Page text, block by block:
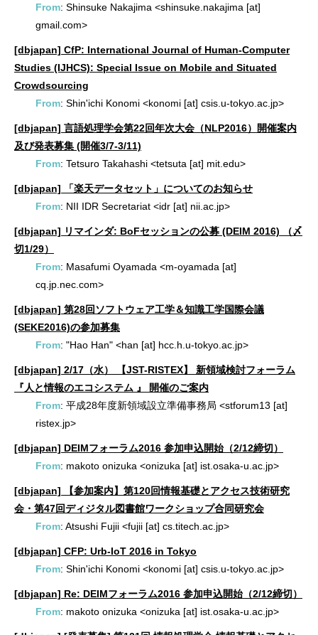
From: Shinsuke Nakajima <shinsuke.nakajima [at]
gmail.com>
[dbjapan] CfP: International Journal of Human-Computer
Studies (IJHCS): Special Issue on Mobile and Situated
Crowdsourcing
From: Shin'ichi Konomi <konomi [at] csis.u-tokyo.ac.jp>
[dbjapan] 言語処理学会第22回年次大会（NLP2016）開催案内
及び発表募集 (開催3/7-3/11)
From: Tetsuro Takahashi <tetsuta [at] mit.edu>
[dbjapan] 「楽天データセット」についてのお知らせ
From: NII IDR Secretariat <idr [at] nii.ac.jp>
[dbjapan] リマインダ: BoFセッションの公募 (DEIM 2016) （〆
切1/29）
From: Masafumi Oyamada <m-oyamada [at]
cq.jp.nec.com>
[dbjapan] 第28回ソフトウェア工学＆知識工学国際会議
(SEKE2016)の参加募集
From: "Hao Han" <han [at] hcc.h.u-tokyo.ac.jp>
[dbjapan] 2/17（水） 【JST-RISTEX】 新領域検討フォーラム
『人と情報のエコシステム 』 開催のご案内
From: 平成28年度新領域設立準備事務局 <stforum13 [at]
ristex.jp>
[dbjapan] DEIMフォーラム2016 参加申込開始（2/12締切）
From: makoto onizuka <onizuka [at] ist.osaka-u.ac.jp>
[dbjapan] 【参加案内】第120回情報基礎とアクセス技術研究
会・第47回ディジタル図書館ワークショップ合同研究会
From: Atsushi Fujii <fujii [at] cs.titech.ac.jp>
[dbjapan] CFP: Urb-IoT 2016 in Tokyo
From: Shin'ichi Konomi <konomi [at] csis.u-tokyo.ac.jp>
[dbjapan] Re: DEIMフォーラム2016 参加申込開始（2/12締切）
From: makoto onizuka <onizuka [at] ist.osaka-u.ac.jp>